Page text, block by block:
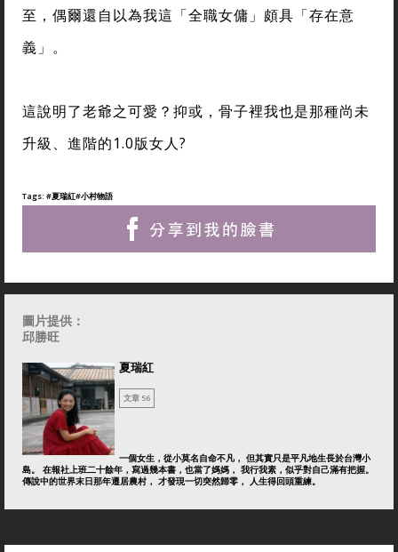
至，偶爾還自以為我這「全職女傭」頗具「存在意
義」。
這說明了老爺之可愛？抑或，骨子裡我也是那種尚未
升級、進階的1.0版女人?
Tags: #夏瑞紅#小村物語
圖片提供：
邱勝旺
夏瑞紅
文章 56
一個女生，從小莫名自命不凡， 但其實只是平凡地生長於台灣小
島。 在報社上班二十餘年，寫過幾本書，也當了媽媽， 我行我素，似乎對自己滿有把握。
傳說中的世界末日那年遷居農村， 才發現一切突然歸零， 人生得回頭重練。